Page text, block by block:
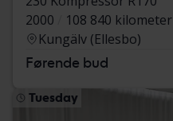
2000
108 840 kilometer
Kungälv (Ellesbo)
Førende bud
Tuesday